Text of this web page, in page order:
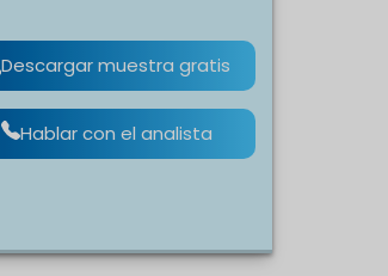
Descargar muestra gratis
Hablar con el analista